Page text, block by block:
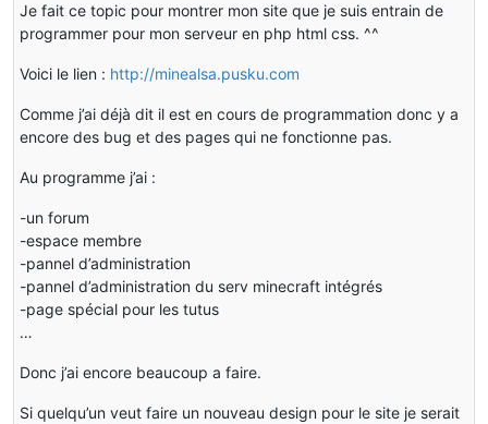
Je fait ce topic pour montrer mon site que je suis entrain de
programmer pour mon serveur en php html css. ^^
Voici le lien : http://minealsa.pusku.com
Comme j’ai déjà dit il est en cours de programmation donc y a
encore des bug et des pages qui ne fonctionne pas.
Au programme j’ai :
-un forum
-espace membre
-pannel d’administration
-pannel d’administration du serv minecraft intégrés
-page spécial pour les tutus
…
Donc j’ai encore beaucoup a faire.
Si quelqu’un veut faire un nouveau design pour le site je serait